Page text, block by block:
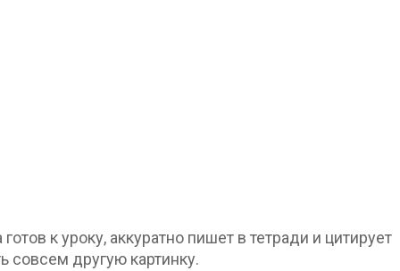
к уроку, аккуратно пишет в тетради и цитирует
совсем другую картинку.